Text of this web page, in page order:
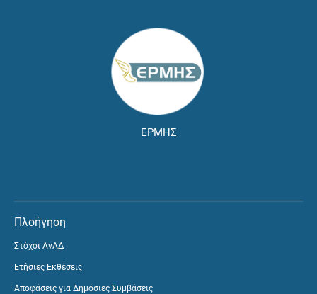
ΕΡΜΗΣ
Πλοήγηση
Στόχοι ΑνΑΔ
Ετήσιες Εκθέσεις
Αποφάσεις για Δημόσιες Συμβάσεις